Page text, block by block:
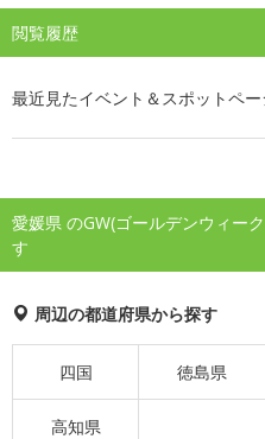
閲覧履歴
最近見たイベント＆スポットペー
愛媛県 のGW(ゴールデンウィー
す
周辺の都道府県から探す
四国 徳島県
高知県